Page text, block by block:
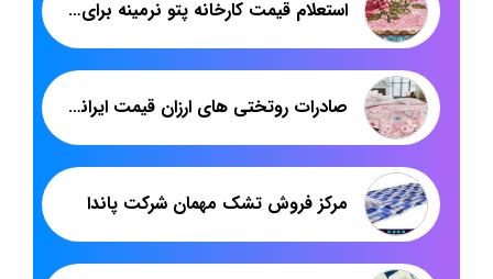
استعلام قیمت کارخانه پتو نرمینه برای صادرات
صادرات روتختی های ارزان قیمت ایرانی پاندا
مرکز فروش تشک مهمان شرکت پاندا